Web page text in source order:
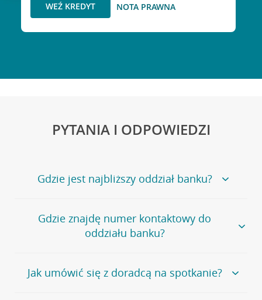
WEŹ KREDYT NOTA PRAWNA
PYTANIA I ODPOWIEDZI
Gdzie jest najbliższy oddział banku?
Jeśli szukasz oddziału naszego banku, zapraszamy na
stronęPlacówki i bankomaty, na której znajduje się
wygodna wyszukiwarka.
oddziałów
Gdzie znajdę numer kontaktowy do
oddziału banku?
Bank Credit Agricole nie udostępnia ogólnego numeru
telefonu do placówki bankowej.
Jak umówić się z doradcą na spotkanie?